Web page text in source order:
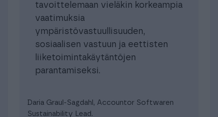
tavoittelemaan vieläkin korkeampia
vaatimuksia
ympäristövastuullisuuden,
sosiaalisen vastuun ja eettisten
liiketoimintakäytäntöjen
parantamiseksi.
Daria Graul-Sagdahl, Accountor Softwaren
Sustainability Lead.